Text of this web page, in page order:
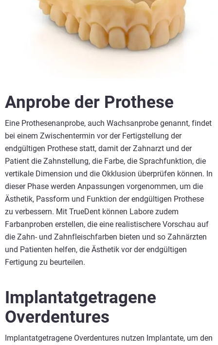
Anprobe der Prothese
Eine Prothesenanprobe, auch Wachsanprobe genannt, findet
bei einem Zwischentermin vor der Fertigstellung der
endgültigen Prothese statt, damit der Zahnarzt und der
Patient die Zahnstellung, die Farbe, die Sprachfunktion, die
vertikale Dimension und die Okklusion überprüfen können. In
dieser Phase werden Anpassungen vorgenommen, um die
Ästhetik, Passform und Funktion der endgültigen Prothese
zu verbessern. Mit TrueDent können Labore zudem
Farbanproben erstellen, die eine realistischere Vorschau auf
die Zahn- und Zahnfleischfarben bieten und so Zahnärzten
und Patienten helfen, die Ästhetik vor der endgültigen
Fertigung zu beurteilen.
Implantatgetragene
Overdentures
Implantatgetragene Overdentures nutzen Implantate, um den